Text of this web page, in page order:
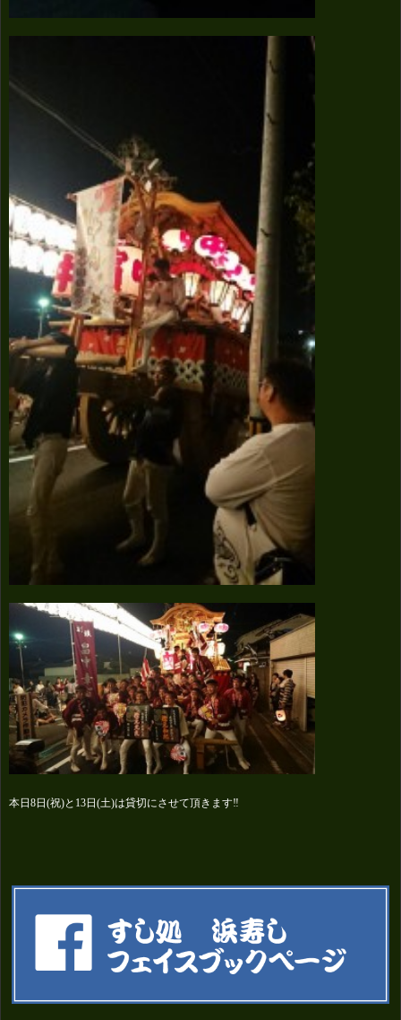
本日8日(祝)と13日(土)は貸切にさせて頂きます‼️